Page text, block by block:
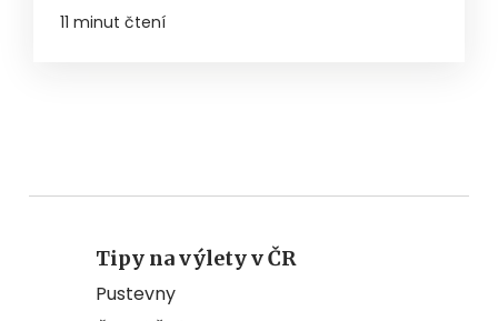
11 minut čtení
Tipy na výlety v ČR
Pustevny